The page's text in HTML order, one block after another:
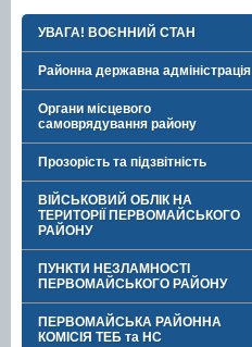
УВАГА! ВОЄННИЙ СТАН
Районна державна адміністрація
Органи місцевого
самоврядування району
Прозорість та підзвітність
ВІЙСЬКОВИЙ ОБЛІК НА
ТЕРИТОРІЇ ПЕРВОМАЙСЬКОГО
РАЙОНУ
ПУНКТИ НЕЗЛАМНОСТІ
ПЕРВОМАЙСЬКОГО РАЙОНУ
ПЕРВОМАЙСЬКА РАЙОННА
КОМІСІЯ ТЕБ та НС